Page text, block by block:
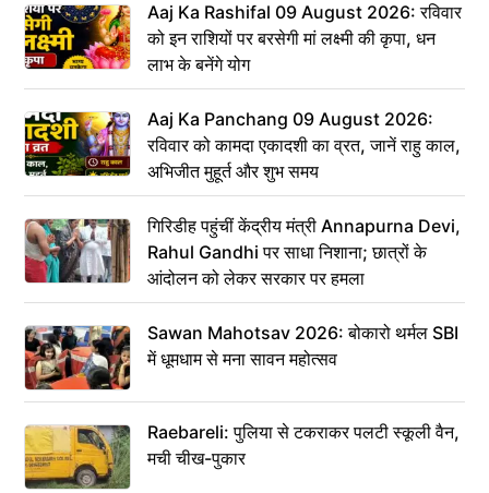
Aaj Ka Rashifal 09 August 2026: रविवार
को इन राशियों पर बरसेगी मां लक्ष्मी की कृपा, धन
लाभ के बनेंगे योग
Aaj Ka Panchang 09 August 2026:
रविवार को कामदा एकादशी का व्रत, जानें राहु काल,
अभिजीत मुहूर्त और शुभ समय
गिरिडीह पहुंचीं केंद्रीय मंत्री Annapurna Devi,
Rahul Gandhi पर साधा निशाना; छात्रों के
आंदोलन को लेकर सरकार पर हमला
Sawan Mahotsav 2026: बोकारो थर्मल SBI
में धूमधाम से मना सावन महोत्सव
Raebareli: पुलिया से टकराकर पलटी स्कूली वैन,
मची चीख-पुकार